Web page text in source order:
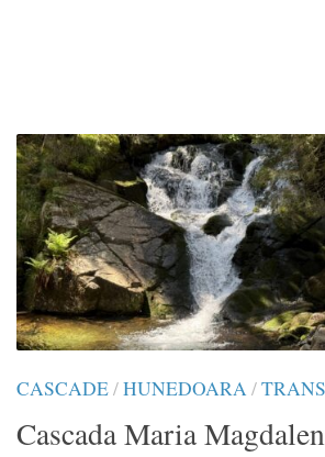
CASCADE/HUNEDOARA/
Cascada Maria